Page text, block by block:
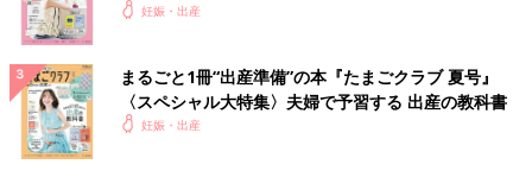
妊娠・出産
まるごと1冊“出産準備”の本『たまごクラブ 夏号』
〈スペシャル大特集〉夫婦で予習する 出産の教科書
妊娠・出産